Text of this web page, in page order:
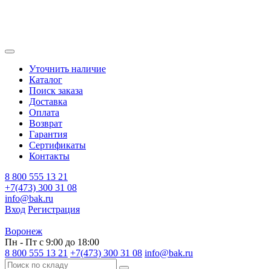
Уточнить наличие
Каталог
Поиск заказа
Доставка
Оплата
Возврат
Гарантия
Сертификаты
Контакты
8 800 555 13 21
+7(473) 300 31 08
info@bak.ru
Вход Регистрация
Воронеж
Пн - Пт с 9:00 до 18:00
8 800 555 13 21 +7(473) 300 31 08 info@bak.ru